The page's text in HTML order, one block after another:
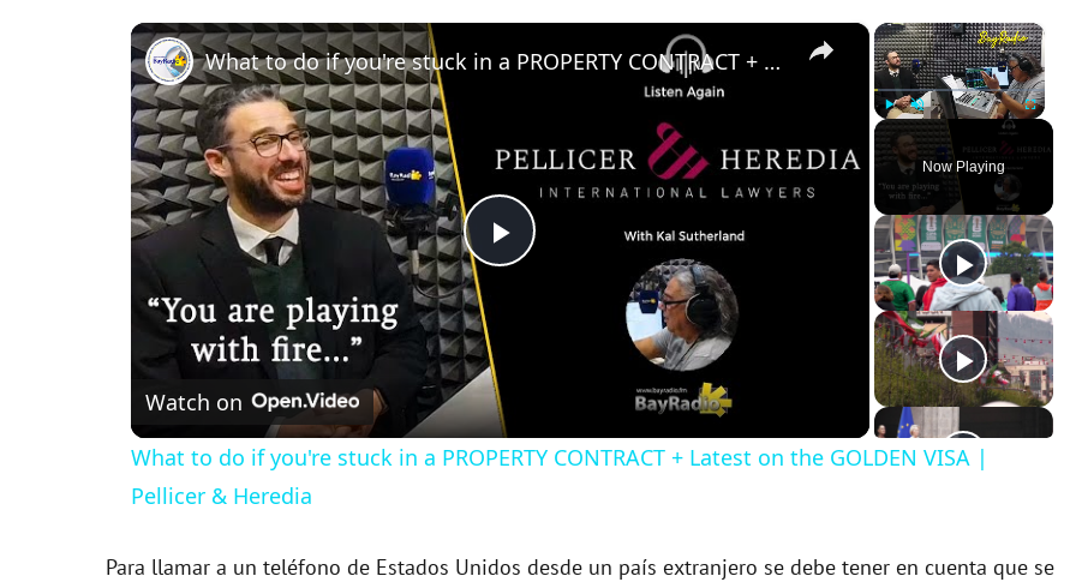
×
Play Unmute Fullscreen
Now Playing
×
P
a
V
What to do if you're stuck in a PROPERTY CONTRACT + Latest on the GOLDEN VISA | Pellicer & Heredia
Watch on
What to do if you're stuck in a PROPERTY CONTRACT + Latest on the GOLDEN VISA |
Pellicer & Heredia
Para llamar a un teléfono de Estados Unidos desde un país extranjero se debe tener en cuenta que se